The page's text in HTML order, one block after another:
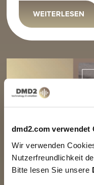
dmd2.com verwendet
Wir verwenden
Nutzerfreundlichkeit
Bitte lesen Sie unsere
WEITERLESEN